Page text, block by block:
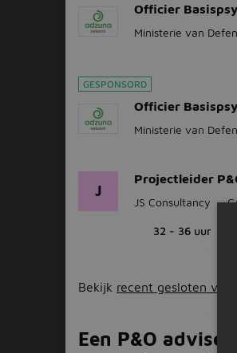
Officier
Ministerie van
GESPONSORD
Officier
Ministerie van
J
Projectleider
JS Consultancy
32 - 36 uur
Bekijk recent gesloten
Een P&O